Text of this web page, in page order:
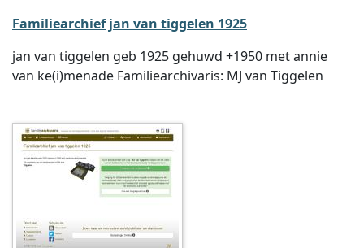
Familiearchief jan van tiggelen 1925
jan van tiggelen geb 1925 gehuwd +1950 met annie
van ke(i)menade Familiearchivaris: MJ van Tiggelen